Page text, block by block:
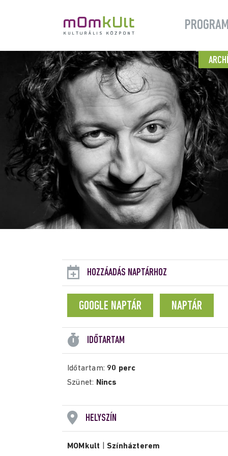
HOZZÁADÁS NAPTÁRHOZ
GOOGLE NAPTÁR NAPTÁR
IDŐTARTAM
Időtartam: 90 perc
Szünet: Nincs
HELYSZÍN
MOMkult |Színházterem